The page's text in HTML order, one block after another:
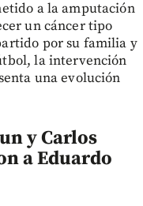
a la amputación
un cáncer tipo
por su familia y
la intervención
una evolución
y Carlos
a Eduardo